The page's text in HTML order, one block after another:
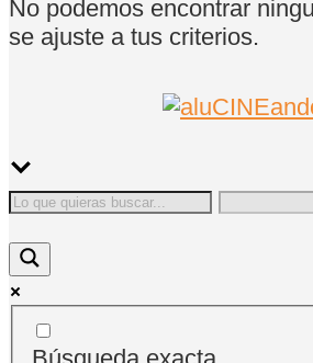
No podemos encontrar
se ajuste a tus criterios.